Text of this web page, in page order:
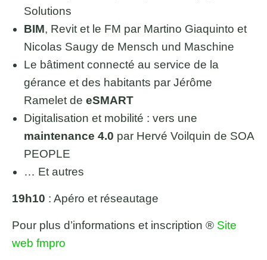
Solutions
BIM, Revit et le FM par Martino Giaquinto et
Nicolas Saugy de Mensch und Maschine
Le bâtiment connecté au service de la
gérance et des habitants par Jérôme
Ramelet de eSMART
Digitalisation et mobilité : vers une
maintenance 4.0 par Hervé Voilquin de SOA
PEOPLE
… Et autres
19h10 : Apéro et réseautage
Pour plus d’informations et inscription ® Site
web fmpro